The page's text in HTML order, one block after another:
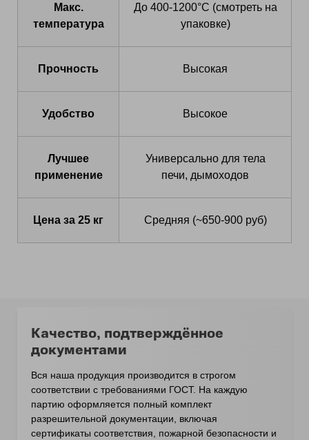
Макс.
температура
До 400-1200°C (смотреть на
упаковке)
Прочность Высокая
Удобство Высокое
Лучшее
применение
Универсально для тела
печи, дымоходов
Цена за 25 кг Средняя (~650-900 руб)
Качество, подтверждённое
документами
Вся наша продукция производится в строгом
соответствии с требованиями ГОСТ. На каждую
партию оформляется полный комплект
разрешительной документации, включая
сертификаты соответствия, пожарной безопасности и